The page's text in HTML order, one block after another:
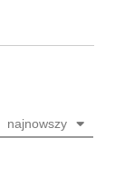
najnowszy